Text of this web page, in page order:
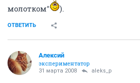
молотком"
).
ОТВЕТИТЬ
Алексий
экспериментатор
31 марта 2008 aleks_p